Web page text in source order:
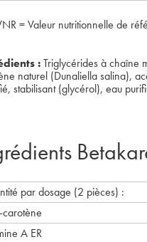
= Valeur nutritionnelle de
:Triglycérides à chaîne
naturel (Dunaliella salina),
stabilisant (glycérol), eau
par dosage (2 pièces) :
carotène
A ER